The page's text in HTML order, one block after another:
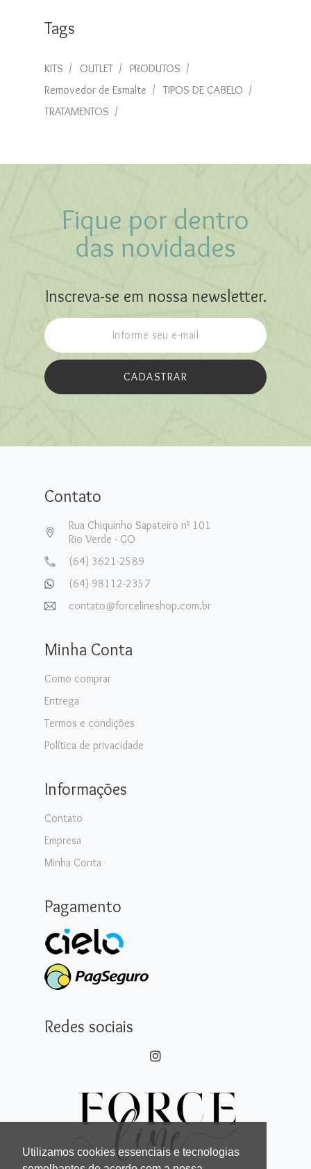
Utilizamos cookies essenciais e tecnologias
Tags
KITS OUTLET
PRODUTOS
Removedor de Esmalte
TIPOS DE CABELO
TRATAMENTOS
Fique por dentro
das novidades
Inscreva-se em nossa newsletter.
CADASTRAR
Contato
Rua Chiquinho Sapateiro nº 101
Rio Verde - GO
(64) 3621-2589
(64) 98112-2357
contato@forcelineshop.com.br
Minha Conta
Como comprar
Entrega
Termos e condições
Política de privacidade
Informações
Contato
Empresa
Minha Conta
Pagamento
Redes sociais